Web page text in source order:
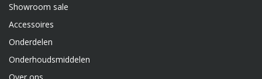
Showroom sale
Accessoires
Onderdelen
Onderhoudsmiddelen
Over ons